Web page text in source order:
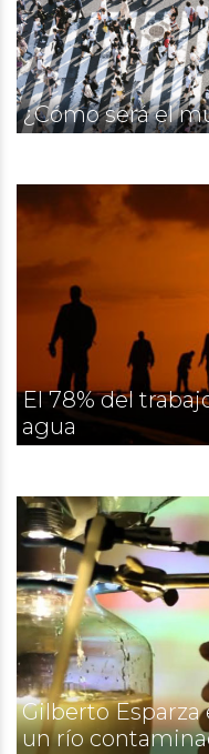
¿Cómo será el
El 78% del
agua
Gilberto Esparza
un río